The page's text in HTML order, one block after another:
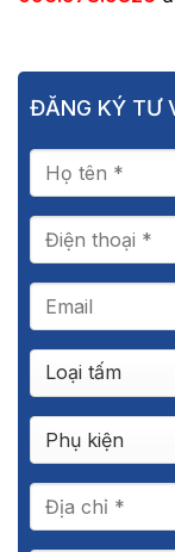
ĐĂNG KÝ TƯ